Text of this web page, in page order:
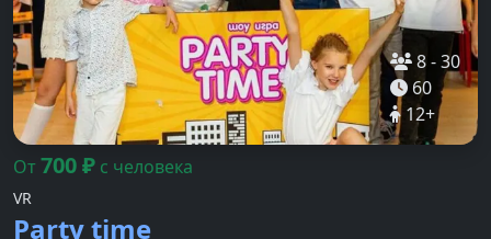
8-30
60
12+
От700₽ с человека
VR
Party time